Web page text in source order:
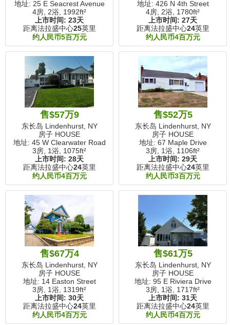
地址: 25 E Seacrest Avenue
4房, 2浴, 1992ft²
上市时间: 23天
距离法拉盛中心25英里
约人民币5百万元
地址: 426 N 4th Street
4房, 2浴, 1780ft²
上市时间: 27天
距离法拉盛中心24英里
约人民币4百万元
售$57万9
东长岛 Lindenhurst, NY
房子 HOUSE
地址: 45 W Clearwater Road
3房, 1浴, 1075ft²
上市时间: 28天
距离法拉盛中心24英里
约人民币4百万元
售$52万5
东长岛 Lindenhurst, NY
房子 HOUSE
地址: 67 Maple Drive
3房, 1浴, 1106ft²
上市时间: 29天
距离法拉盛中心24英里
约人民币3百万元
售$67万4
东长岛 Lindenhurst, NY
房子 HOUSE
地址: 14 Easton Street
3房, 1浴, 1319ft²
上市时间: 30天
距离法拉盛中心24英里
约人民币4百万元
售$61万5
东长岛 Lindenhurst, NY
房子 HOUSE
地址: 95 E Riviera Drive
3房, 1浴, 1717ft²
上市时间: 31天
距离法拉盛中心24英里
约人民币4百万元